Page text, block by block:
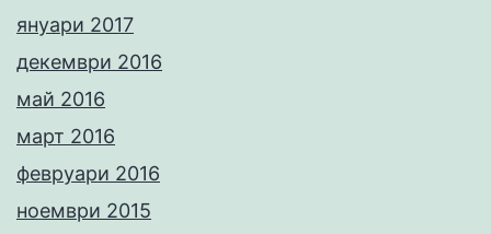
януари 2017
декември 2016
май 2016
март 2016
февруари 2016
ноември 2015